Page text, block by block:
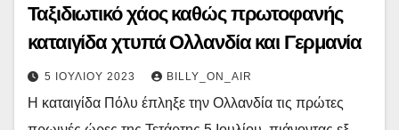
Ταξιδιωτικό χάος καθώς πρωτοφανής
καταιγίδα χτυπά Ολλανδία και Γερμανία
5 ΙΟΥΛΊΟΥ 2023 BILLY_ON_AIR
Η καταιγίδα Πόλυ έπληξε την Ολλανδία τις πρώτες